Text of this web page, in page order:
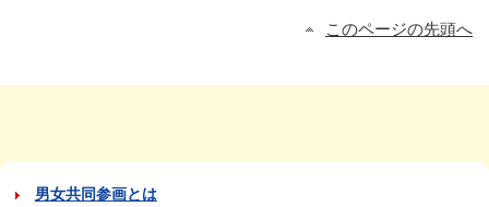
このページの先頭へ
男女共同参画とは